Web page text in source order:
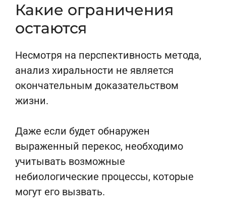
Какие ограничения
остаются
Несмотря на перспективность метода,
анализ хиральности не является
окончательным доказательством
жизни.
Даже если будет обнаружен
выраженный перекос, необходимо
учитывать возможные
небиологические процессы, которые
могут его вызвать.